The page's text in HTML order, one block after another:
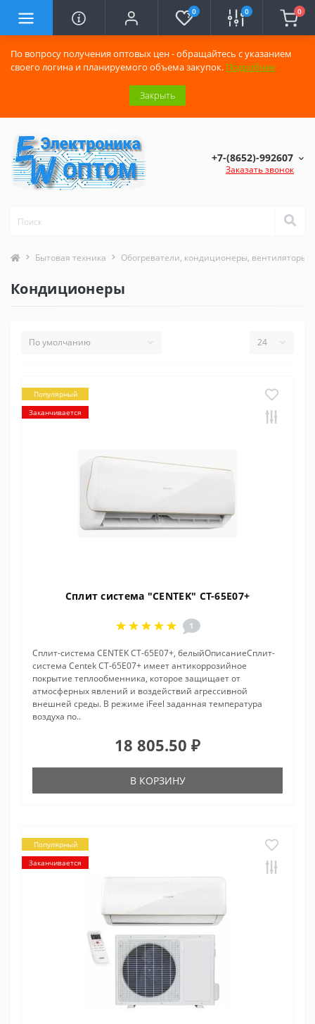
По вопросу получения оптовых цен - обращайтесь с указанием
своего логина и планируемого объема закупок. Подробнее
Закрыть
0 0 0
+7-(8652)-992607
Заказать звонок
Бытовая техника Обогреватели, кондиционеры, вентиляторы
Кондиционеры
Популярный
Заканчивается
Сплит система "CENTEK" CT-65E07+
1
Сплит-система CENTEK CT-65E07+, белыйОписаниеСплит-
система Centek CT-65E07+ имеет антикоррозийное
покрытие теплообменника, которое защищает от
атмосферных явлений и воздействий агрессивной
внешней среды. В режиме iFeel заданная температура
воздуха по..
18 805.50 ₽
В КОРЗИНУ
Популярный
Заканчивается